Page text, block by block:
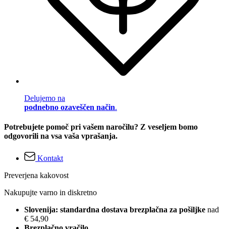
Delujemo na
podnebno ozaveščen način.
Potrebujete pomoč pri vašem naročilu? Z veseljem bomo
odgovorili na vsa vaša vprašanja.
Kontakt
Preverjena kakovost
Nakupujte varno in diskretno
Slovenija: standardna dostava brezplačna za pošiljke nad
€ 54,90